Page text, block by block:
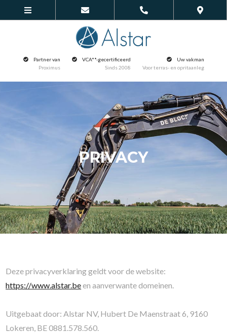
Partner van
Proximus
VCA**-gecertificeerd
Sinds 2008
Uw vakman
Voor terras- en opritaanleg
PRIVACY
Deze privacyverklaring geldt voor de website:
https://www.alstar.been aanverwante domeinen.
Uitgebaat door: Alstar NV, Hubert De Maenstraat 6, 9160
Lokeren, BE 0881.578.560.